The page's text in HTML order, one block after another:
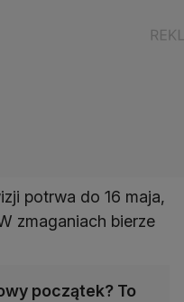
potrwa do 16 maja,
zmaganiach bierze
początek? To